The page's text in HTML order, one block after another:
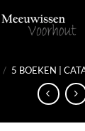
/ 5 BOEKEN |